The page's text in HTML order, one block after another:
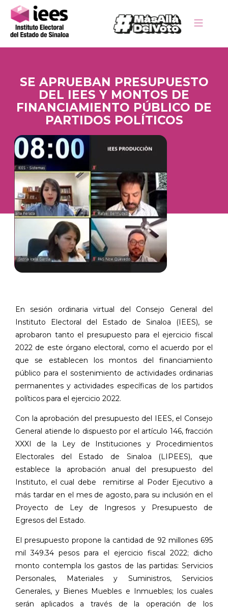
SE APRUEBAN PRESUPUESTO
DEL IEES Y MONTOS DE
FINANCIAMIENTO PÚBLICO DE
PARTIDOS POLÍTICOS
En sesión ordinaria virtual del Consejo General del
Instituto Electoral del Estado de Sinaloa (IEES), se
aprobaron tanto el presupuesto para el ejercicio fiscal
2022 de este órgano electoral, como el acuerdo por el
que se establecen los montos del financiamiento
público para el sostenimiento de actividades ordinarias
permanentes y actividades específicas de los partidos
políticos para el ejercicio 2022.
Con la aprobación del presupuesto del IEES, el Consejo
General atiende lo dispuesto por el artículo 146, fracción
XXXI de la Ley de Instituciones y Procedimientos
Electorales del Estado de Sinaloa (LIPEES), que
establece la aprobación anual del presupuesto del
Instituto, el cual debe
remitirse al Poder Ejecutivo a
más tardar en el mes de agosto, para su inclusión en el
Proyecto de Ley de Ingresos y Presupuesto de
Egresos del Estado.
El presupuesto propone la cantidad de 92 millones 695
mil 349.34 pesos para el ejercicio fiscal 2022; dicho
monto contempla los gastos de las partidas: Servicios
Personales, Materiales y Suministros, Servicios
Generales, y Bienes Muebles e Inmuebles; los cuales
serán aplicados a través de la operación de los